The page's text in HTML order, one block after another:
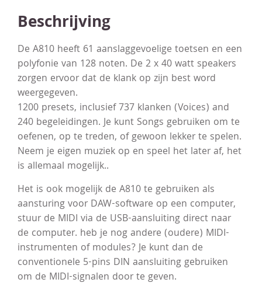
Beschrijving
De A810 heeft 61 aanslaggevoelige toetsen en een
polyfonie van 128 noten. De 2 x 40 watt speakers
zorgen ervoor dat de klank op zijn best word
weergegeven.
1200 presets, inclusief 737 klanken (Voices) and
240 begeleidingen. Je kunt Songs gebruiken om te
oefenen, op te treden, of gewoon lekker te spelen.
Neem je eigen muziek op en speel het later af, het
is allemaal mogelijk..
Het is ook mogelijk de A810 te gebruiken als
aansturing voor DAW-software op een computer,
stuur de MIDI via de USB-aansluiting direct naar
de computer. heb je nog andere (oudere) MIDI-
instrumenten of modules? Je kunt dan de
conventionele 5-pins DIN aansluiting gebruiken
om de MIDI-signalen door te geven.